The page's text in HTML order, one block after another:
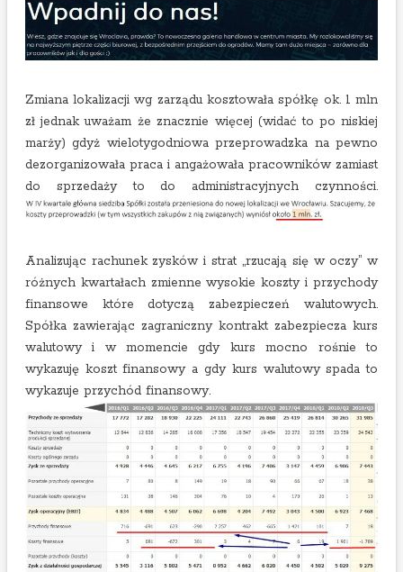
Zmiana lokalizacji wg zarządu kosztowała spółkę ok. 1 mln
zł jednak uważam że znacznie więcej (widać to po niskiej
marży) gdyż wielotygodniowa przeprowadzka na pewno
dezorganizowała praca i angażowała pracowników zamiast
do sprzedaży to do administracyjnych czynności.
Analizując rachunek zysków i strat „rzucają się w oczy” w
różnych kwartałach zmienne wysokie koszty i przychody
finansowe które dotyczą zabezpieczeń walutowych.
Spółka zawierając zagraniczny kontrakt zabezpiecza kurs
walutowy i w momencie gdy kurs mocno rośnie to
wykazuję koszt finansowy a gdy kurs walutowy spada to
wykazuje przychód finansowy.